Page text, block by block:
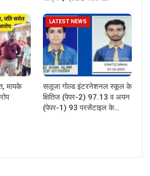
मायके
LATEST NEWS
सलूजा गोल्ड इंटरनेशनल स्कूल के
क्षितिज (पेपर-2) 97.13 व अयन
(पेपर-1) 93 परसेंटाइल के…